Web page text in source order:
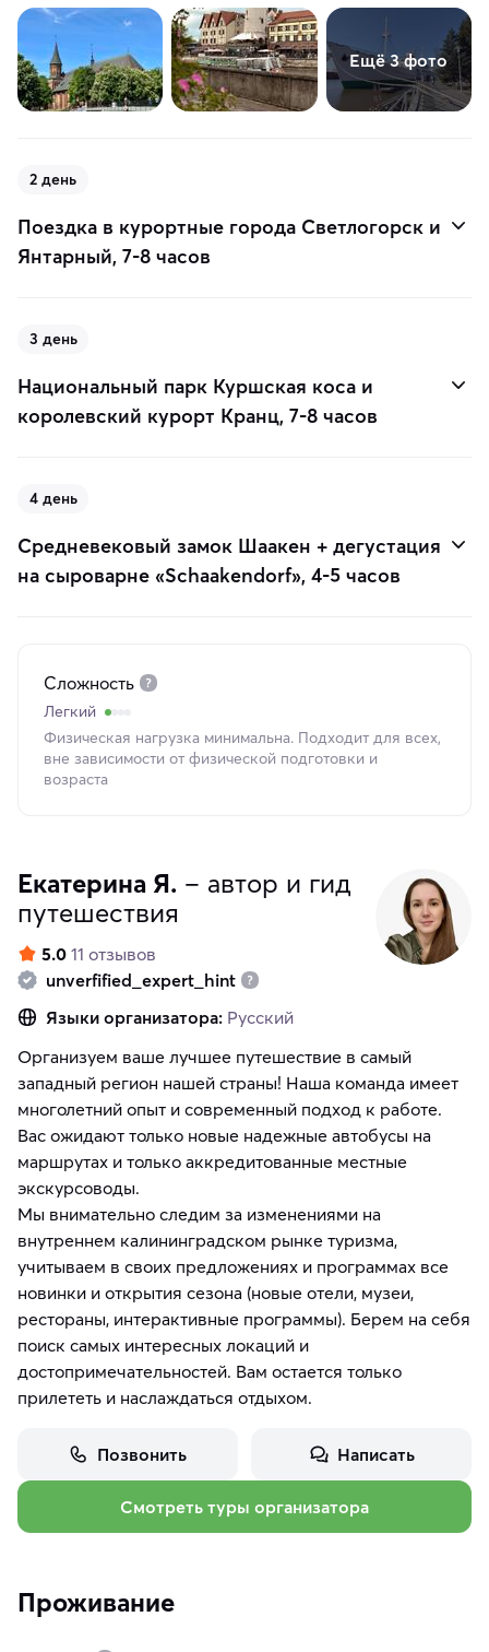
Ещё 3 фото
2 день
Поездка в курортные города Светлогорск и
Янтарный, 7-8 часов
3 день
Национальный парк Куршская коса и
королевский курорт Кранц, 7-8 часов
4 день
Средневековый замок Шаакен + дегустация
на сыроварне «Schaakendorf», 4-5 часов
Сложность
Легкий
Физическая нагрузка минимальна. Подходит для всех,
вне зависимости от физической подготовки и
возраста
Екатерина Я. – автор и гид
путешествия
5.0 11 отзывов
unverfified_expert_hint
Языки организатора: Русский
Организуем ваше лучшее путешествие в самый
западный регион нашей страны! Наша команда имеет
многолетний опыт и современный подход к работе.
Вас ожидают только новые надежные автобусы на
маршрутах и только аккредитованные местные
экскурсоводы.
Мы внимательно следим за изменениями на
внутреннем калининградском рынке туризма,
учитываем в своих предложениях и программах все
новинки и открытия сезона (новые отели, музеи,
рестораны, интерактивные программы). Берем на себя
поиск самых интересных локаций и
достопримечательностей. Вам остается только
прилететь и наслаждаться отдыхом.
Позвонить Написать
Смотреть туры организатора
Проживание